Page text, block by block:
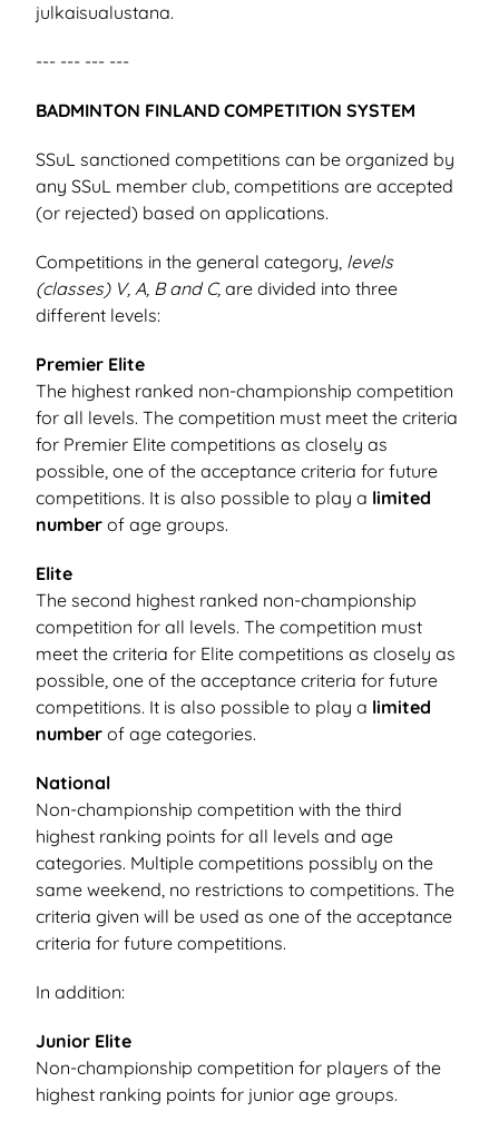
julkaisualustana.
--- --- --- ---
BADMINTON FINLAND COMPETITION SYSTEM
SSuL sanctioned competitions can be organized by
any SSuL member club, competitions are accepted
(or rejected) based on applications.
Competitions in the general category, levels
(classes) V, A, B and C, are divided into three
different levels:
Premier Elite
The highest ranked non-championship competition
for all levels. The competition must meet the criteria
for Premier Elite competitions as closely as
possible, one of the acceptance criteria for future
competitions. It is also possible to play a limited
number of age groups.
Elite
The second highest ranked non-championship
competition for all levels. The competition must
meet the criteria for Elite competitions as closely as
possible, one of the acceptance criteria for future
competitions. It is also possible to play a limited
number of age categories.
National
Non-championship competition with the third
highest ranking points for all levels and age
categories. Multiple competitions possibly on the
same weekend, no restrictions to competitions. The
criteria given will be used as one of the acceptance
criteria for future competitions.
In addition:
Junior Elite
Non-championship competition for players of the
highest ranking points for junior age groups.